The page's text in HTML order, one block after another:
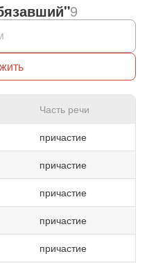
9
Часть речи
причастие
причастие
причастие
причастие
причастие